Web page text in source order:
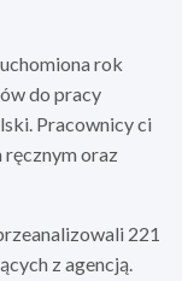
rok
do pracy
Pracownicy ci
ręcznym oraz
221
z agencją.